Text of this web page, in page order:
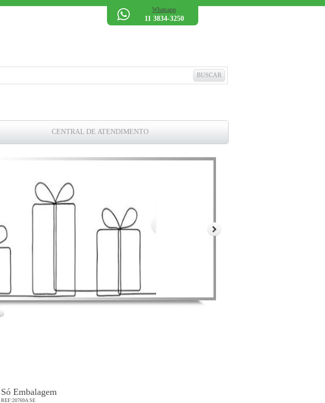
Whatsapp
11 3834-3250
CENTRAL DE ATENDIMENTO
Só Embalagem
REF:20769A SE